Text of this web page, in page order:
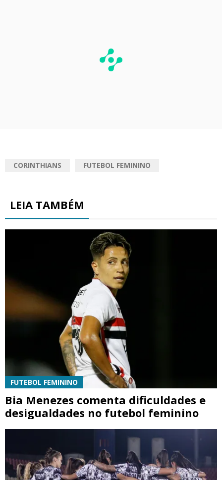
CORINTHIANS FUTEBOL FEMININO
LEIA TAMBÉM
FUTEBOL FEMININO
Bia Menezes comenta dificuldades e
desigualdades no futebol feminino